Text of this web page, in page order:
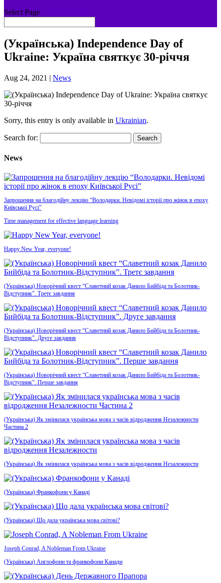
Select Page
(Українська) Independence Day of
Ukraine: Україна святкує 30-річчя
Aug 24, 2021 | News
Sorry, this entry is only available in Ukrainian.
Search for:
News
Запрошення на благодійну лекцію “Володарки. Невідомі історії про жінок в епоху
Київської Русі”
Time management for effective language learning
Happy New Year, everyone!
(Українська) Новорічний квест “Славетний козак Данило Бийбіда та Болотник-
Відступник”. Третє завдання
(Українська) Новорічний квест “Славетний козак Данило Бийбіда та Болотник-
Відступник”. Друге завдання
(Українська) Новорічний квест “Славетний козак Данило Бийбіда та Болотник-
Відступник”. Перше завдання
(Українська) Як змінилася українська мова з часів відродження Незалежности
Частина 2
(Українська) Як змінилася українська мова з часів відродження Незалежности
(Українська) Франкофони у Канаді
(Українська) Що дала українська мова світові?
Joseph Conrad, A Nobleman From Ukraine
(Українська) Англофони та франкофони Канади